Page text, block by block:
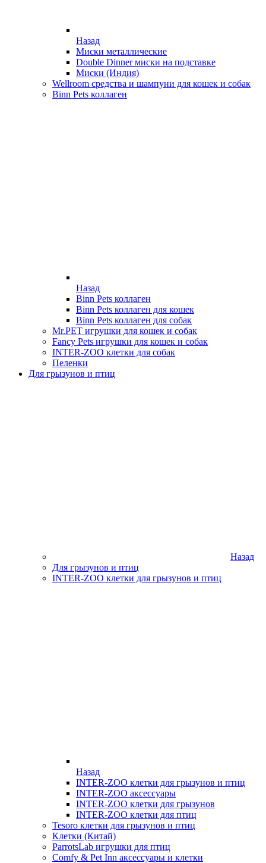
Назад
Миски металлические
Double Dinner миски на подставке
Миски (Индия)
Wellroom средства и шампуни для кошек и собак
Binn Pets коллаген
Назад
Binn Pets коллаген
Binn Pets коллаген для кошек
Binn Pets коллаген для собак
Mr.PET игрушки для кошек и собак
Fancy Pets игрушки для кошек и собак
INTER-ZOO клетки для собак
Пеленки
Для грызунов и птиц
Назад
Для грызунов и птиц
INTER-ZOO клетки для грызунов и птиц
Назад
INTER-ZOO клетки для грызунов и птиц
INTER-ZOO аксессуары
INTER-ZOO клетки для грызунов
INTER-ZOO клетки для птиц
Tesoro клетки для грызунов и птиц
Клетки (Китай)
ParrotsLab игрушки для птиц
Comfy & Pet Inn аксессуары и клетки